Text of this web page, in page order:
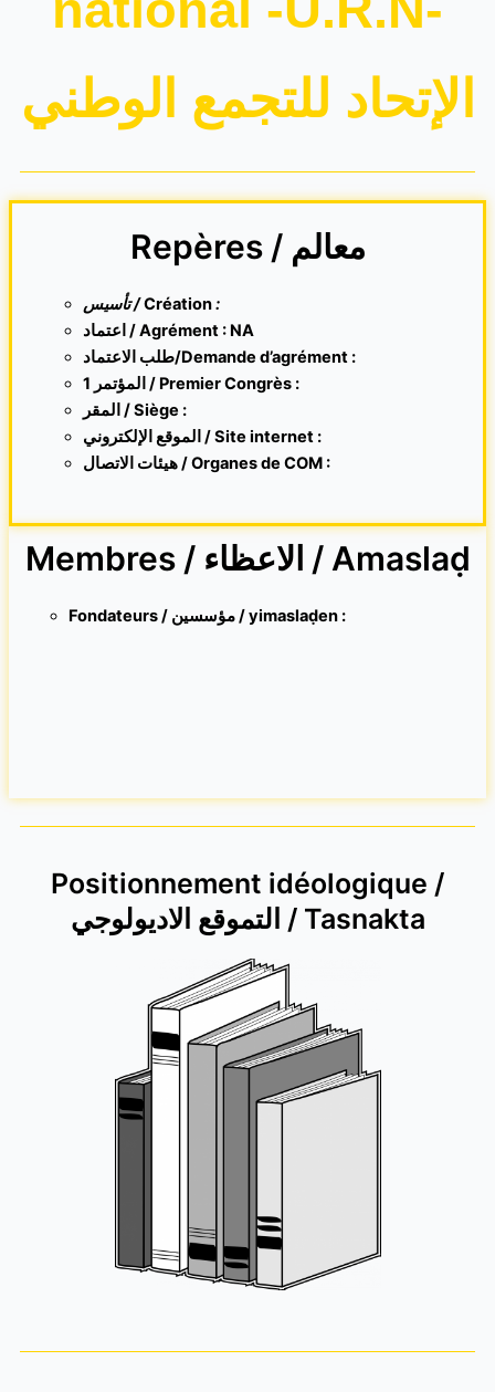
الإتحاد للتجمع الوطني
Repères / معالم
تأسيس /Création:
اعتماد / Agrément : NA
طلب الاعتماد/Demande d’agrément :
1 المؤتمر / Premier Congrès :
المقر /Siège :
الموقع الإلكتروني /Site internet:
هيئات الاتصال / Organes de COM :
Membres / الاعظاء / Amaslaḍ
Fondateurs / مؤسسين / yimaslaḍen :
Positionnement idéologique /
التموقع الاديولوجي / Tasnakta